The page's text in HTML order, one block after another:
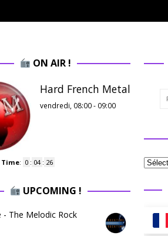
ON AIR !
Hard French Metal
vendredi, 08:00 - 09:00
: 0 : 04 : 25
UPCOMING !
- The Melodic Rock